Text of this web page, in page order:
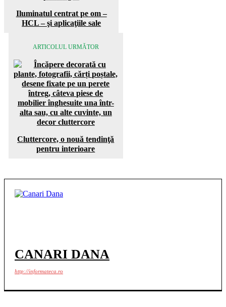
Iluminatul centrat pe om –
HCL – şi aplicaţiile sale
ARTICOLUL URMĂTOR
Cluttercore, o nouă tendinţă
pentru interioare
CANARI DANA
http://informateca.ro